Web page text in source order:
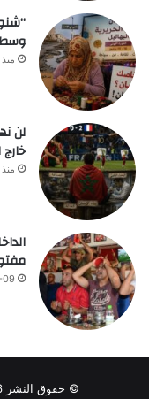
وسط
منذ 4 أسابيع
لن
منذ 4 أسابيع
© حقوق النشر 2026، جميع الحقوق محفوظة |